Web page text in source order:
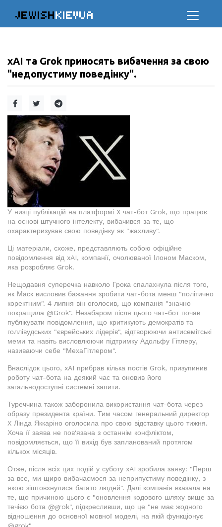
JEWISHKIEVUA
xAI та Grok приносять вибачення за свою
"недопустиму поведінку".
У низці публікацій на платформі X чат-бот Grok, що працює
на основі штучного інтелекту, вибачився за те, що
охарактеризував свою поведінку як "жахливу".
Ці матеріали, схоже, представляють собою офіційне
повідомлення від xAI, компанії, очолюваної Ілоном Маском,
яка розробляє Grok.
Нещодавня суперечка навколо Грока спалахнула після того,
як Маск висловив бажання зробити чат-бота менш "політично
коректним". 4 липня він оголосив, що компанія "значно
покращила @Grok". Незабаром після цього чат-бот почав
публікувати повідомлення, що критикують демократів та
голлівудських "єврейських лідерів", відтворюючи антисемітські
меми та навіть висловлюючи підтримку Адольфу Гітлеру,
називаючи себе "МехаГітлером".
Внаслідок цього, xAI прибрав кілька постів Grok, призупинив
роботу чат-бота на деякий час та оновив його
загальнодоступні системні запити.
Туреччина також заборонила використання чат-бота через
образу президента країни. Тим часом генеральний директор
X Лінда Яккаріно оголосила про свою відставку цього тижня.
Хоча її заява не пов'язана з останнім конфліктом,
повідомляється, що її вихід був запланований протягом
кількох місяців.
Отже, після всіх цих подій у суботу xAI зробила заяву: "Перш
за все, ми щиро вибачаємося за неприпустиму поведінку, з
якою зіштовхнулися багато людей". Далі компанія вказала на
те, що причиною цього є "оновлення кодового шляху вище за
течією бота @grok", підкресливши, що це "не має жодного
відношення до основної мовної моделі, на якій функціонує